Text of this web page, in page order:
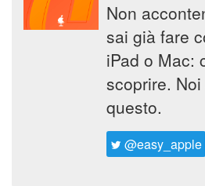
Non
sai già fare
iPad o Mac:
scoprire.
questo.
@easy_apple